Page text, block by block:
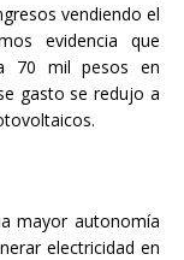
vendiendo el
evidencia que
70 mil pesos en
gasto se redujo a
mayor autonomía
electricidad en